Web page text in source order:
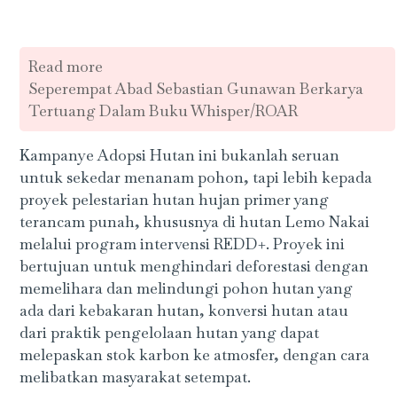
Read more
Seperempat Abad Sebastian Gunawan Berkarya
Tertuang Dalam Buku Whisper/ROAR
Kampanye Adopsi Hutan ini bukanlah seruan
untuk sekedar menanam pohon, tapi lebih kepada
proyek pelestarian hutan hujan primer yang
terancam punah, khususnya di hutan Lemo Nakai
melalui program intervensi REDD+. Proyek ini
bertujuan untuk menghindari deforestasi dengan
memelihara dan melindungi pohon hutan yang
ada dari kebakaran hutan, konversi hutan atau
dari praktik pengelolaan hutan yang dapat
melepaskan stok karbon ke atmosfer, dengan cara
melibatkan masyarakat setempat.